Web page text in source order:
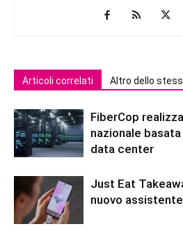
Articoli correlati Altro dello
FiberCop
nazionale
data center
Just Eat
nuovo